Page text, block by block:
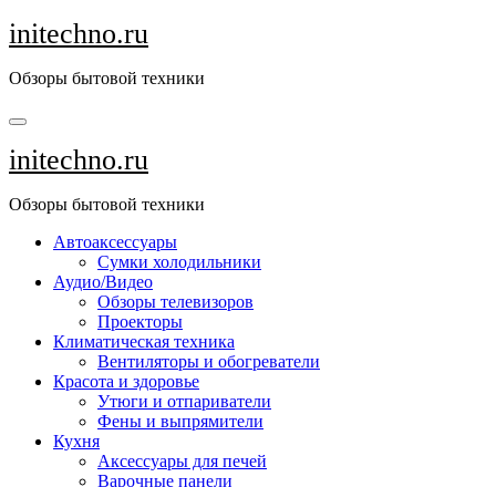
Перейти
к
initechno.ru
Обзоры бытовой техники
initechno.ru
Обзоры бытовой техники
Автоаксессуары
Сумки холодильники
Аудио/Видео
Обзоры телевизоров
Проекторы
Климатическая техника
Вентиляторы и обогреватели
Красота и здоровье
Утюги и отпариватели
Фены и выпрямители
Кухня
Аксессуары для печей
Варочные панели